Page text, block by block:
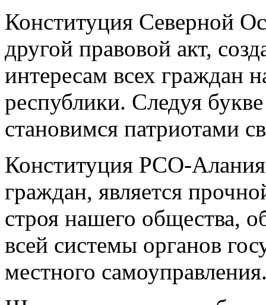
Конституция Северной
другой правовой акт,
интересам всех граждан
республики. Следуя
становимся патриотами
Конституция РСО-
граждан, является
строя нашего общества,
всей системы органов
местного